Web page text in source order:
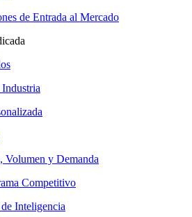
de Entrada al Mercado
Volumen y Demanda
Competitivo
Inteligencia